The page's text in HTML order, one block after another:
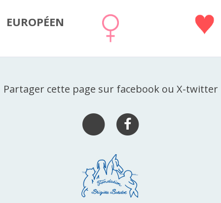
EUROPÉEN
Partager cette page sur facebook ou X-twitter